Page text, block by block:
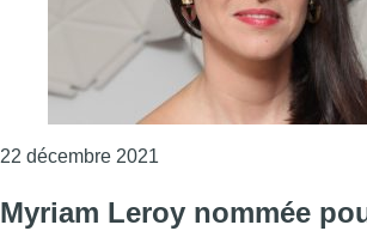
22 décembre 2021
Myriam Leroy nommée